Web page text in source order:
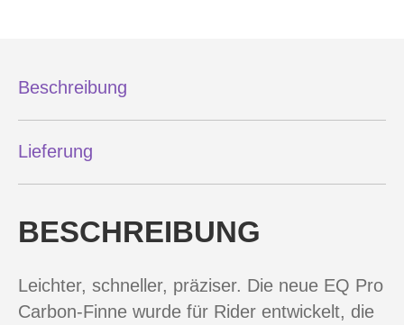
Beschreibung
Lieferung
BESCHREIBUNG
Leichter, schneller, präziser. Die neue EQ Pro
Carbon-Finne wurde für Rider entwickelt, die